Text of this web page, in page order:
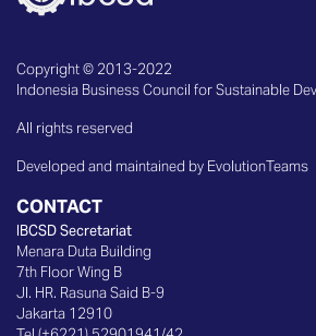
Copyright © 2013-2022
Indonesia Business Council for Sustainable
All rights reserved
Developed and maintained by EvolutionTeams
CONTACT
IBCSD Secretariat
Menara Duta Building
7th Floor Wing B
Jl. HR. Rasuna Said B-9
Jakarta 12910